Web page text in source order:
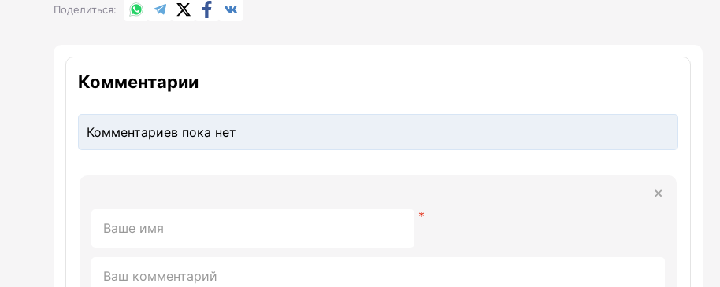
Поделиться WhatsApp
TelegramX.comFacebook
Комментарии
Комментариев пока нет